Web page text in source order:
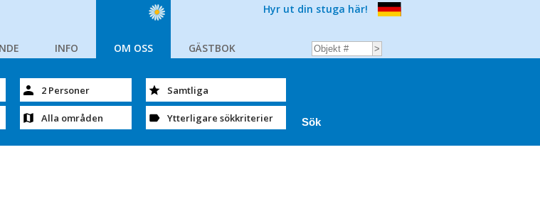
INFO OM OSS GÄSTBOK
Hyr ut din stuga här!
2 Personer
Alla områden
Samtliga
Ytterligare sökkriterier